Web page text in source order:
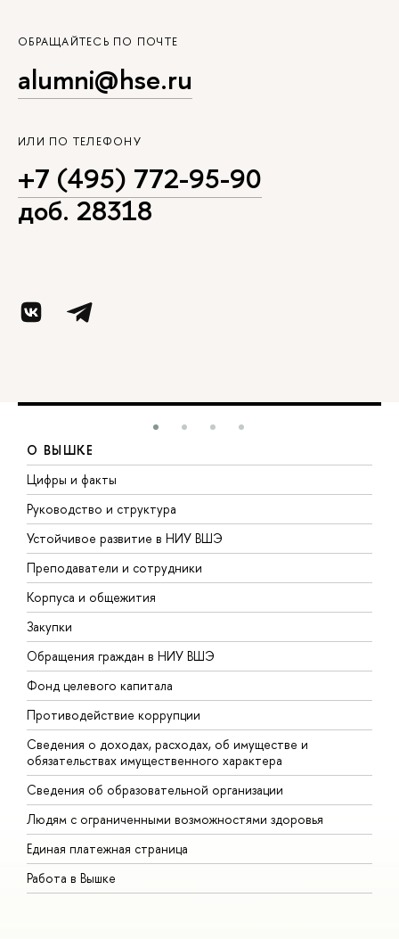
ОБРАЩАЙТЕСЬ ПО ПОЧТЕ
alumni@hse.ru
ИЛИ ПО ТЕЛЕФОНУ
+7 (495) 772-95-90
доб. 28318
О ВЫШКЕ
Цифры и факты
Руководство и структура
Устойчивое развитие в НИУ ВШЭ
Преподаватели и сотрудники
Корпуса и общежития
Закупки
Обращения граждан в НИУ ВШЭ
Фонд целевого капитала
Противодействие коррупции
Сведения о доходах, расходах, об имуществе и
обязательствах имущественного характера
Сведения об образовательной организации
Людям с ограниченными возможностями здоровья
Единая платежная страница
Работа в Вышке